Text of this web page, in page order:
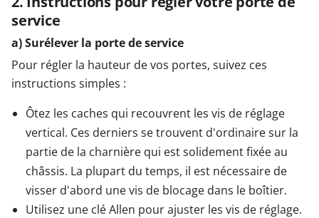
service
a) Surélever la porte de service
Pour régler la hauteur de vos portes, suivez ces
instructions simples :
Ôtez les caches qui recouvrent les vis de réglage
vertical. Ces derniers se trouvent d'ordinaire sur la
partie de la charnière qui est solidement fixée au
châssis. La plupart du temps, il est nécessaire de
visser d'abord une vis de blocage dans le boîtier.
Utilisez une clé Allen pour ajuster les vis de réglage.